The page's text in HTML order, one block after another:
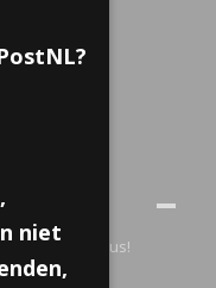
Ik ben grote zus!
niet